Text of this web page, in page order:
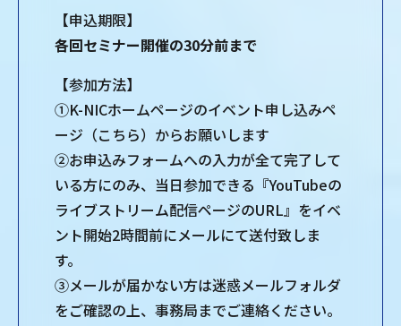
【申込期限】
各回セミナー開催の30分前まで
【参加方法】
①K-NICホームページのイベント申し込みペ
ージ（こちら）からお願いします
②お申込みフォームへの入力が全て完了して
いる方にのみ、当日参加できる『YouTubeの
ライブストリーム配信ページのURL』をイベ
ント開始2時間前にメールにて送付致しま
す。
③メールが届かない方は迷惑メールフォルダ
をご確認の上、事務局までご連絡ください。